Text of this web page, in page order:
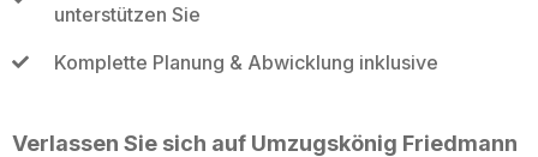
unterstützen Sie
Komplette Planung & Abwicklung inklusive
Verlassen Sie sich auf Umzugskönig Friedmann